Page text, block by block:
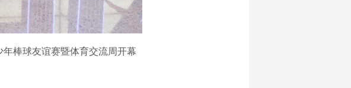
年棒球友谊赛暨体育交流周开幕